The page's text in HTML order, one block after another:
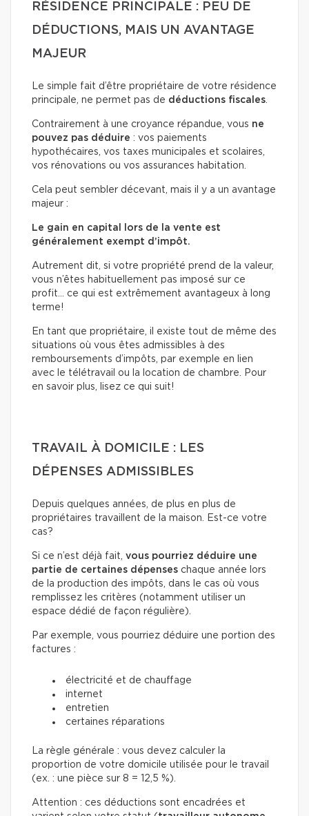
RÉSIDENCE PRINCIPALE : PEU DE
DÉDUCTIONS, MAIS UN AVANTAGE
MAJEUR
Le simple fait d’être propriétaire de votre résidence
principale, ne permet pas de déductions fiscales.
Contrairement à une croyance répandue, vous ne
pouvez pas déduire : vos paiements
hypothécaires, vos taxes municipales et scolaires,
vos rénovations ou vos assurances habitation.
Cela peut sembler décevant, mais il y a un avantage
majeur :
Le gain en capital lors de la vente est
généralement exempt d’impôt.
Autrement dit, si votre propriété prend de la valeur,
vous n’êtes habituellement pas imposé sur ce
profit… ce qui est extrêmement avantageux à long
terme!
En tant que propriétaire, il existe tout de même des
situations où vous êtes admissibles à des
remboursements d’impôts, par exemple en lien
avec le télétravail ou la location de chambre. Pour
en savoir plus, lisez ce qui suit!
TRAVAIL À DOMICILE : LES
DÉPENSES ADMISSIBLES
Depuis quelques années, de plus en plus de
propriétaires travaillent de la maison. Est-ce votre
cas?
Si ce n’est déjà fait, vous pourriez déduire une
partie de certaines dépenses chaque année lors
de la production des impôts, dans le cas où vous
remplissez les critères (notamment utiliser un
espace dédié de façon régulière).
Par exemple, vous pourriez déduire une portion des
factures :
électricité et de chauffage
internet
entretien
certaines réparations
La règle générale : vous devez calculer la
proportion de votre domicile utilisée pour le travail
(ex. : une pièce sur 8 = 12,5 %).
Attention : ces déductions sont encadrées et